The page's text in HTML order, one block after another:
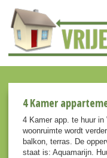
4 Kamer
4 Kamer app. te huur in
woonruimte wordt
balkon, terras. De
staat is: Aquamarijn.